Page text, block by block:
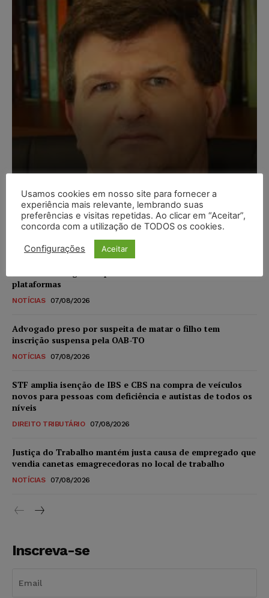
Composição da taxa de
juros
Carlos Henrique Abrão - 07/08/2026
Meta é alvo de denúncia após anúncios com conteúdo
plataformas
NOTÍCIAS 07/08/2026
Advogado preso por suspeita de matar o filho tem
inscrição suspensa pela OAB-TO
NOTÍCIAS 07/08/2026
STF amplia isenção de IBS e CBS na compra de veículos
novos para pessoas com deficiência e autistas de todos os
níveis
DIREITO TRIBUTÁRIO 07/08/2026
Justiça do Trabalho mantém justa causa de empregado que
vendia canetas emagrecedoras no local de trabalho
NOTÍCIAS 07/08/2026
Inscreva-se
Usamos cookies em nosso site para fornecer a
experiência mais relevante, lembrando suas
preferências e visitas repetidas. Ao clicar em “Aceitar”,
concorda com a utilização de TODOS os cookies.
Configurações Aceitar